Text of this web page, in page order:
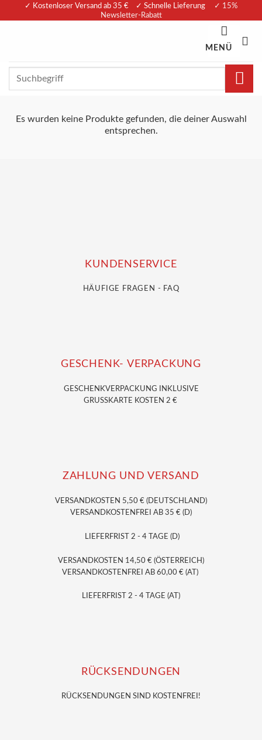
✓ Kostenloser Versand ab 35 € ✓ Schnelle Lieferung
✓ 15%
Newsletter-Rabatt
MENÜ
nach:
Es wurden keine Produkte gefunden, die deiner Auswahl
entsprechen.
KUNDENSERVICE
HÄUFIGE FRAGEN - FAQ
GESCHENK- VERPACKUNG
GESCHENKVERPACKUNG
INKLUSIVE
GRUSSKARTE KOSTEN 2 €
ZAHLUNG UND VERSAND
VERSANDKOSTEN 5,50 € (DEUTSCHLAND)
VERSANDKOSTENFREI AB 35 € (D)
LIEFERFRIST 2 - 4 TAGE (D)
VERSANDKOSTEN 14,50 € (ÖSTERREICH)
VERSANDKOSTENFREI AB 60,00 € (AT)
LIEFERFRIST 2 - 4 TAGE (AT)
RÜCKSENDUNGEN
RÜCKSENDUNGEN SIND KOSTENFREI!